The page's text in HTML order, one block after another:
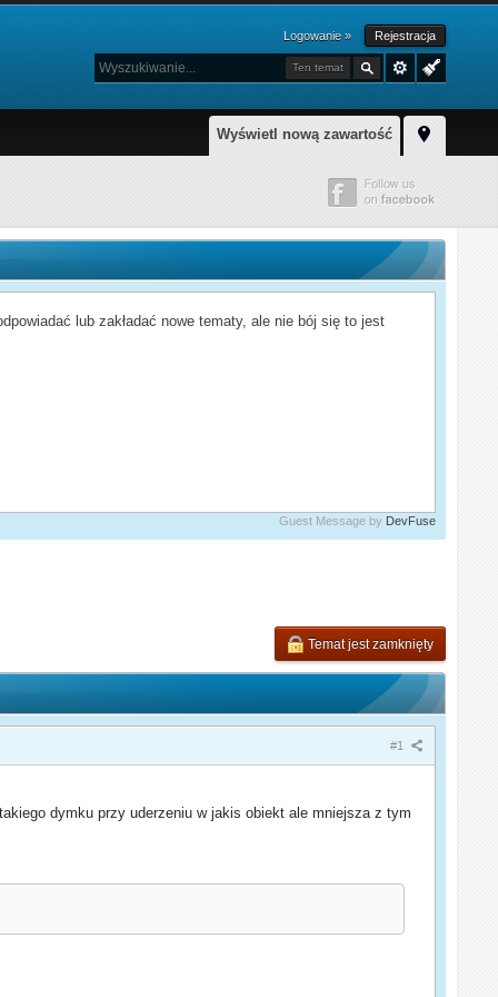
Logowanie » Rejestracja
Ten temat
Wyświetl nową zawartość
lub zakładać nowe tematy, ale nie bój się to jest
Guest Message by DevFuse
Temat jest zamknięty
#1
dymku przy uderzeniu w jakis obiekt ale mniejsza z tym